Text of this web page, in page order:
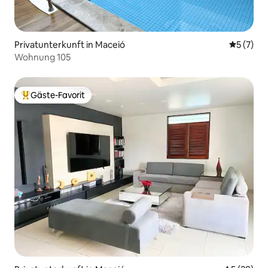
Privatunterkunft in Maceió
5 (7)
Wohnung 105
Beliebter Gäste-Favorit.
Gäste-Favorit